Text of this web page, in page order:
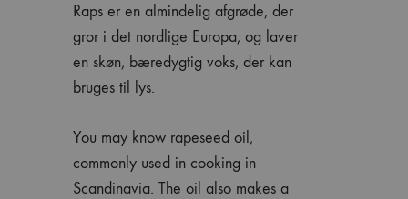
Raps er en almindelig afgrøde, der
gror i det nordlige Europa, og laver
en skøn, bæredygtig voks, der kan
bruges til lys.
You may know rapeseed oil,
commonly used in cooking in
Scandinavia. The oil also makes a